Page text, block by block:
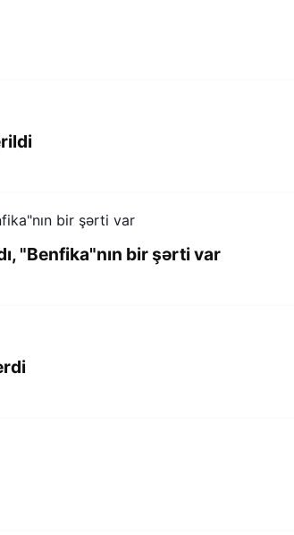
"Benfika"nın bir şərti var